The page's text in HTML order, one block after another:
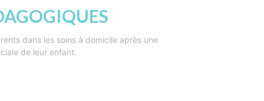
dans les soins à domicile après une
de leur enfant.